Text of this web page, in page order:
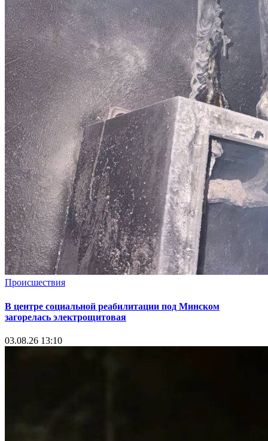
Происшествия
В центре социальной реабилитации под Минском
загорелась электрощитовая
03.08.26 13:10